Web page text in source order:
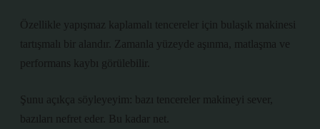
Özellikle yapışmaz kaplamalı tencereler için bulaşık makinesi
tartışmalı bir alandır. Zamanla yüzeyde aşınma, matlaşma ve
performans kaybı görülebilir.
Şunu açıkça söyleyeyim: bazı tencereler makineyi sever,
bazıları nefret eder. Bu kadar net.